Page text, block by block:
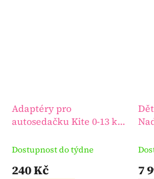
Adaptéry pro
autosedačku Kite 0-13 kg
Lanza
Dostupnost do týdne
240 Kč 7